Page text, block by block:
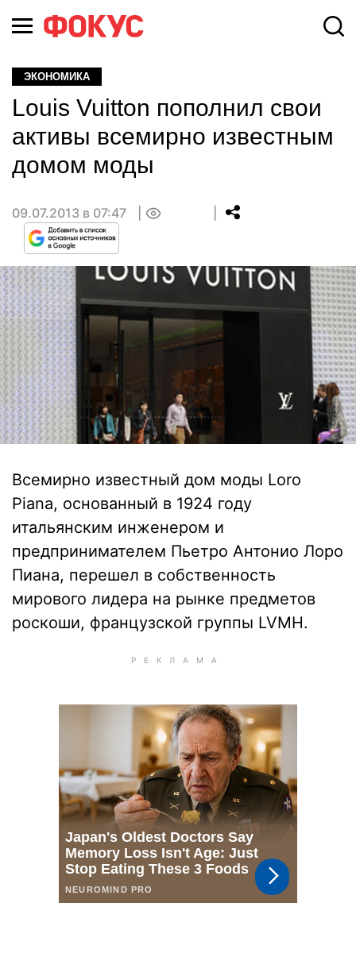
ЭКОНОМИКА
Louis Vuitton пополнил свои
активы всемирно известным
домом моды
09.07.2013 в 07:47
Всемирно известный дом моды Loro
Piana, основанный в 1924 году
итальянским инженером и
предпринимателем Пьетро Антонио Лоро
Пиана, перешел в собственность
мирового лидера на рынке предметов
роскоши, французской группы LVMH.